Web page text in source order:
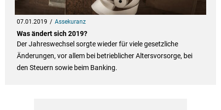
07.01.2019 Assekuranz
Was ändert sich 2019?
Der Jahreswechsel sorgte wieder für viele gesetzliche
Änderungen, vor allem bei betrieblicher Altersvorsorge, bei
den Steuern sowie beim Banking.